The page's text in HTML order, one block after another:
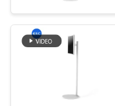
CONTRÔLE
DE
QUALITÉ
CONTACTEZ-